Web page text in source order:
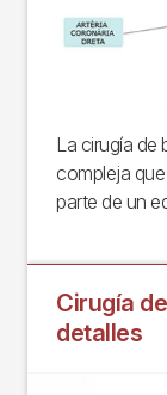
La cirugía de
compleja
parte de un
Cirugía
detalles